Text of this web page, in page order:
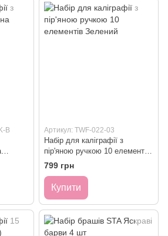
B Артикул: TWF-022-03
Набір для каліграфії з
пір'яною ручкою 10 елементів
Зелений
799 грн
Купити